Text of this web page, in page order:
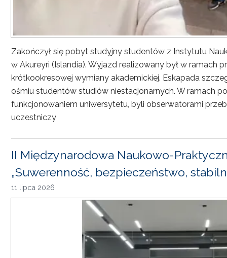
Zakończył się pobyt studyjny studentów z Instytutu
w Akureyri (Islandia). Wyjazd realizowany był w ramach
krótkookresowej wymiany akademickiej. Eskapada
ośmiu studentów studiów niestacjonarnych. W ramach
funkcjonowaniem uniwersytetu, byli obserwatorami
uczestniczy
II Międzynarodowa Naukowo-
„Suwerenność, bezpieczeństwo,
11 lipca 2026